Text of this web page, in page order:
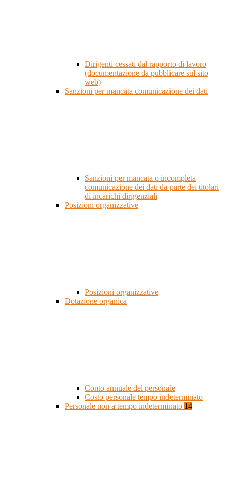
Dirigenti cessati dal rapporto di lavoro
(documentazione da pubblicare sul sito
web)
Sanzioni per mancata comunicazione dei dati
Sanzioni per mancata o incompleta
comunicazione dei dati da parte dei titolari
di incarichi dirigenziali
Posizioni organizzative
Posizioni organizzative
Dotazione organica
Conto annuale del personale
Costo personale tempo indeterminato
Personale non a tempo indeterminato 14